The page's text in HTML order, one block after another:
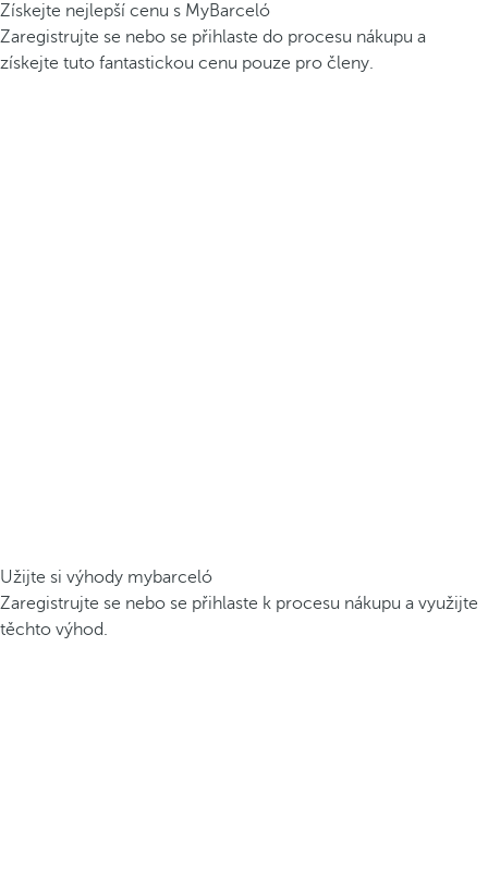
Získejte nejlepší cenu s MyBarceló
Zaregistrujte se nebo se přihlaste do procesu nákupu a
získejte tuto fantastickou cenu pouze pro členy.
Užijte si výhody mybarceló
Zaregistrujte se nebo se přihlaste k procesu nákupu a využijte
těchto výhod.